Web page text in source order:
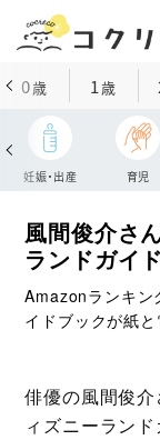
0歳 1歳
妊娠・出産 育児
風間俊介さ
ランドガイ
Amazonランキン
イドブックが紙
俳優の風間俊
ィズニーラン